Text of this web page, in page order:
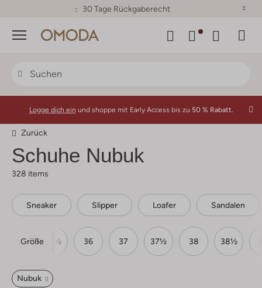
30 Tage Rückgaberecht
Menü
Logge dich ein und shoppe mit Early Access bis zu 50 % Rabatt.
Zurück
Schuhe Nubuk
328 items
Sneaker Slipper Loafer Sandalen
Größe
35 35½ 36 37 37½ 38 38½
Nubuk